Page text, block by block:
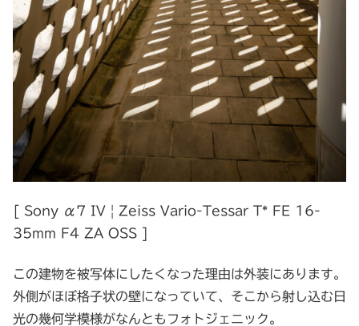
[ Sony α7 IV | Zeiss Vario-Tessar T* FE 16-
35mm F4 ZA OSS ]
この建物を被写体にしたくなった理由は外装にあります。
外側がほぼ格子状の壁になっていて、そこから射し込む日
光の幾何学模様がなんともフォトジェニック。